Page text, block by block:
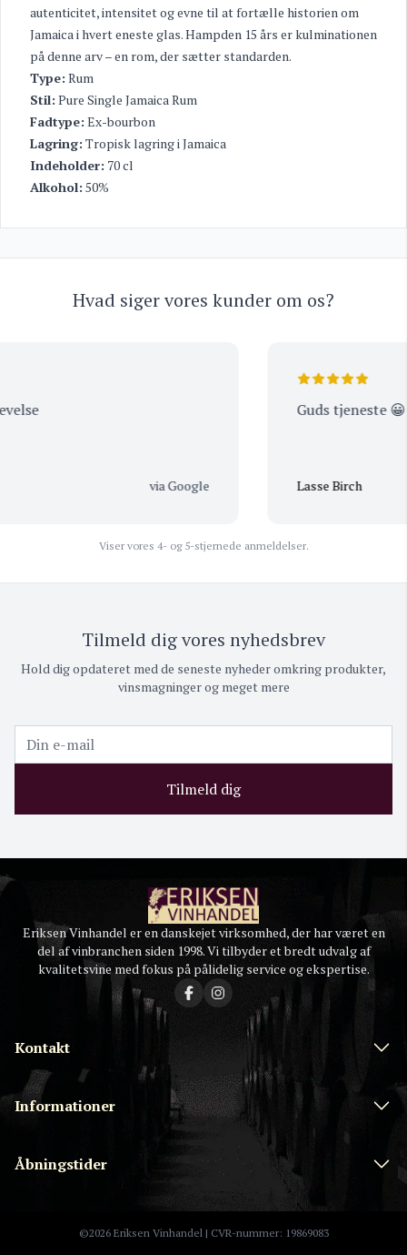
autenticitet, intensitet og evne til at fortælle historien om
Jamaica i hvert eneste glas. Hampden 15 års er kulminationen
på denne arv – en rom, der sætter standarden.
Type: Rum
Stil: Pure Single Jamaica Rum
Fadtype: Ex-bourbon
Lagring: Tropisk lagring i Jamaica
Indeholder: 70 cl
Alkohol: 50%
Hvad siger vores kunder om os?
via Google
Guds tjeneste 😀 …
Lasse Birch
Viser vores 4- og 5-stjernede anmeldelser.
Tilmeld dig vores nyhedsbrev
Hold dig opdateret med de seneste nyheder omkring produkter,
vinsmagninger og meget mere
Tilmeld dig
Eriksen Vinhandel er en danskejet virksomhed, der har været en
del af vinbranchen siden 1998. Vi tilbyder et bredt udvalg af
kvalitetsvine med fokus på pålidelig service og ekspertise.
Kontakt
Informationer
Åbningstider
©2026 Eriksen Vinhandel | CVR-nummer: 19869083